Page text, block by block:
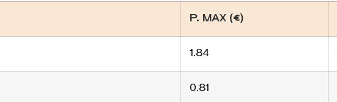
P. MAX (€)
1.84
0.81